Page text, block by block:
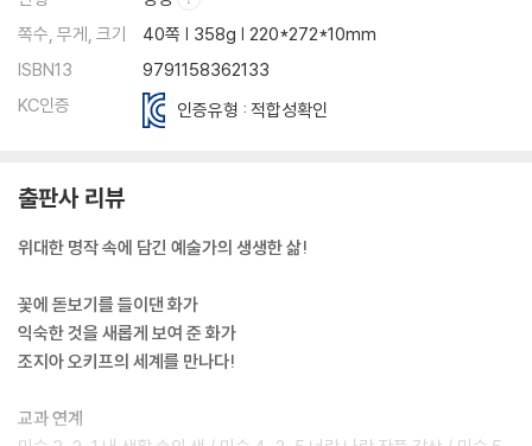
쪽수, 무게, 크기
40쪽 | 358g | 220*272*10mm
ISBN13
9791158362133
KC인증
인증유형 : 적합성확인
출판사 리뷰
위대한 명작 속에 담긴 예술가의 생생한 삶!
꽃에 돋보기를 들이댄 화가
익숙한 것을 새롭게 보여 준 화가
조지아 오키프의 세계를 만나다!
교과 연계